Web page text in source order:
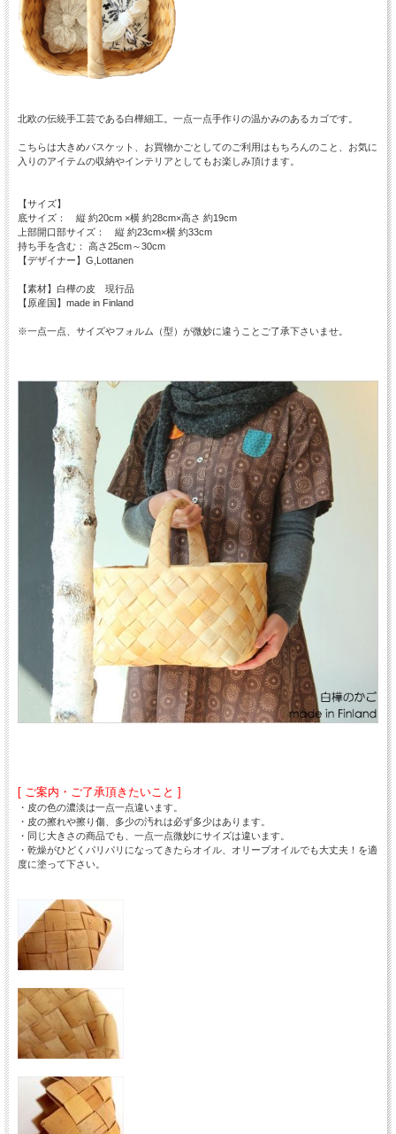
北欧の伝統手工芸である白樺細工。一点一点手作りの温かみのあるカゴです。
こちらは大きめバスケット、お買物かごとしてのご利用はもちろんのこと、お気に
入りのアイテムの収納やインテリアとしてもお楽しみ頂けます。
【サイズ】
底サイズ： 縦 約20cm ×横 約28cm×高さ 約19cm
上部開口部サイズ： 縦 約23cm×横 約33cm
持ち手を含む： 高さ25cm～30cm
【デザイナー】G,Lottanen
【素材】白樺の皮 現行品
【原産国】made in Finland
※一点一点、サイズやフォルム（型）が微妙に違うことご了承下さいませ。
[ ご案内・ご了承頂きたいこと ]
・皮の色の濃淡は一点一点違います。
・皮の擦れや擦り傷、多少の汚れは必ず多少はあります。
・同じ大きさの商品でも、一点一点微妙にサイズは違います。
・乾燥がひどくパリパリになってきたらオイル、オリーブオイルでも大丈夫！を適
度に塗って下さい。